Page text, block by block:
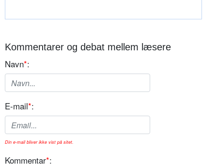
Kommentarer og debat mellem læsere
Navn*:
E-mail*:
Din e-mail bliver ikke vist på sitet.
Kommentar*: